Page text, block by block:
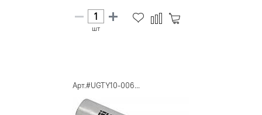
шт
Арт.#UGTY10-006...